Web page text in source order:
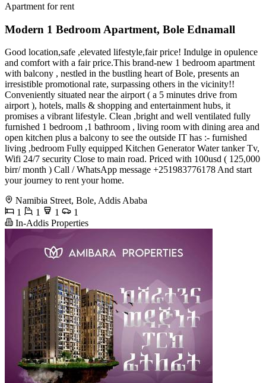
Apartment for rent
Modern 1 Bedroom Apartment, Bole Ednamall
Good location,safe ,elevated lifestyle,fair price! Indulge in opulence
and comfort with a fair price.This brand-new 1 bedroom apartment
with balcony , nestled in the bustling heart of Bole, presents an
irresistible promotional rate, surpassing others in the vicinity!!
Conveniently situated near the airport ( a 5 minutes drive from
airport ), hotels, malls & shopping and entertainment hubs, it
promises a vibrant lifestyle. Clean ,bright and well ventilated fully
furnished 1 bedroom ,1 bathroom , living room with dining area and
open kitchen plus a balcony to see the outside IT has :- furnished
living ,bedroom Fully equipped Kitchen Generator Water tanker Tv,
Wifi 24/7 security Close to main road. Priced with 100usd ( 125,000
birr/ month ) Call / WhatsApp message +251983776178 And start
your journey to rent your home.
Namibia Street, Bole, Addis Ababa
1
1 1
1
In-Addis Properties